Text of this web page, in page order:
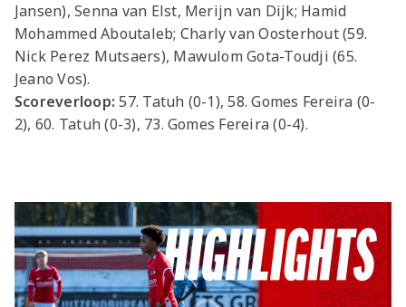
Jansen), Senna van Elst, Merijn van Dijk; Hamid
Mohammed Aboutaleb; Charly van Oosterhout (59.
Nick Perez Mutsaers), Mawulom Gota-Toudji (65.
Jeano Vos).
Scoreverloop: 57. Tatuh (0-1), 58. Gomes Fereira (0-
2), 60. Tatuh (0-3), 73. Gomes Fereira (0-4).